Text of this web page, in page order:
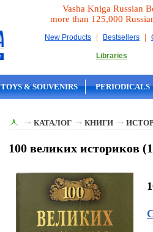
Vasha Kniga Russian
more than 125,000
New Products | Bestsellers |
Libraries
TOYS & SOUVENIRS PERIODICALS
КАТАЛОГ КНИГИ
100 великих историков